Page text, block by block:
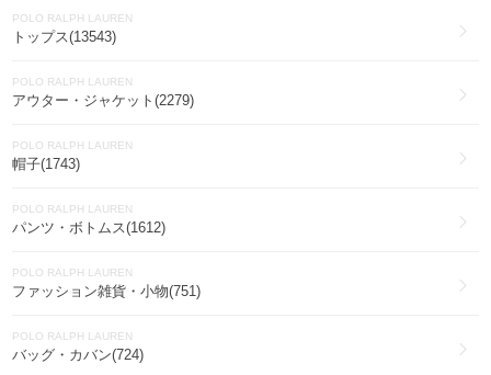
POLO RALPH LAUREN
トップス(13543)
POLO RALPH LAUREN
アウター・ジャケット(2279)
POLO RALPH LAUREN
帽子(1743)
POLO RALPH LAUREN
パンツ・ボトムス(1612)
POLO RALPH LAUREN
ファッション雑貨・小物(751)
POLO RALPH LAUREN
バッグ・カバン(724)